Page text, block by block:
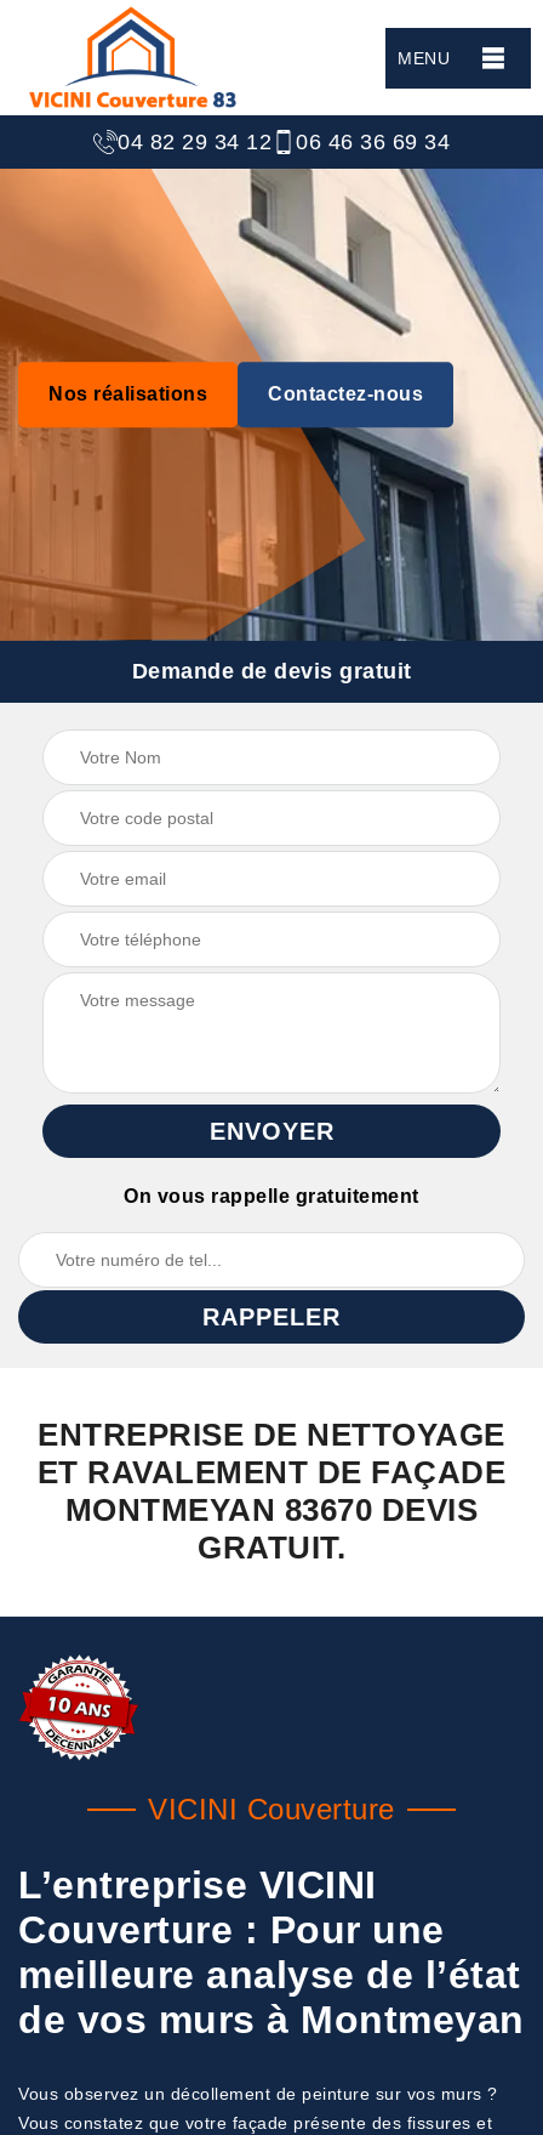
MENU
04 82 29 34 12 06 46 36 69 34
Nos réalisations Contactez-nous
Demande de devis gratuit
On vous rappelle gratuitement
ENTREPRISE DE NETTOYAGE
ET RAVALEMENT DE FAÇADE
MONTMEYAN 83670 DEVIS
GRATUIT.
VICINI Couverture
L’entreprise VICINI
Couverture : Pour une
meilleure analyse de l’état
de vos murs à Montmeyan
Vous observez un décollement de peinture sur vos murs ?
Vous constatez que votre façade présente des fissures et